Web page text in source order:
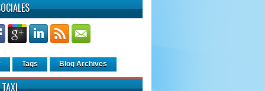
Tags Blog Archives